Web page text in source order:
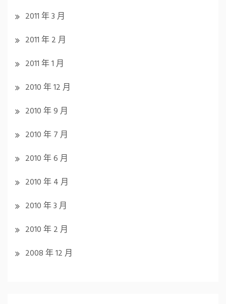
2011 年 3 月
2011 年 2 月
2011 年 1 月
2010 年 12 月
2010 年 9 月
2010 年 7 月
2010 年 6 月
2010 年 4 月
2010 年 3 月
2010 年 2 月
2008 年 12 月